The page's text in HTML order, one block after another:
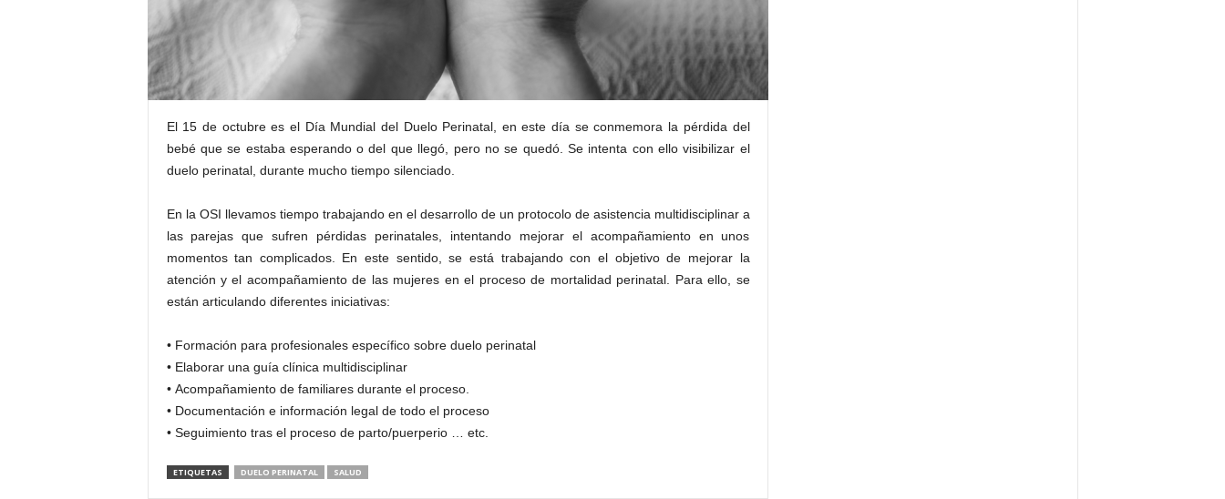
El 15 de octubre es el Día Mundial del Duelo Perinatal, en este día se conmemora la pérdida del
bebé que se estaba esperando o del que llegó, pero no se quedó. Se intenta con ello visibilizar el
duelo perinatal, durante mucho tiempo silenciado.
En la OSI llevamos tiempo trabajando en el desarrollo de un protocolo de asistencia multidisciplinar a
las parejas que sufren pérdidas perinatales, intentando mejorar el acompañamiento en unos
momentos tan complicados. En este sentido, se está trabajando con el objetivo de mejorar la
atención y el acompañamiento de las mujeres en el proceso de mortalidad perinatal. Para ello, se
están articulando diferentes iniciativas:
• Formación para profesionales específico sobre duelo perinatal
• Elaborar una guía clínica multidisciplinar
• Acompañamiento de familiares durante el proceso.
• Documentación e información legal de todo el proceso
• Seguimiento tras el proceso de parto/puerperio … etc.
ETIQUETAS DUELO PERINATAL SALUD